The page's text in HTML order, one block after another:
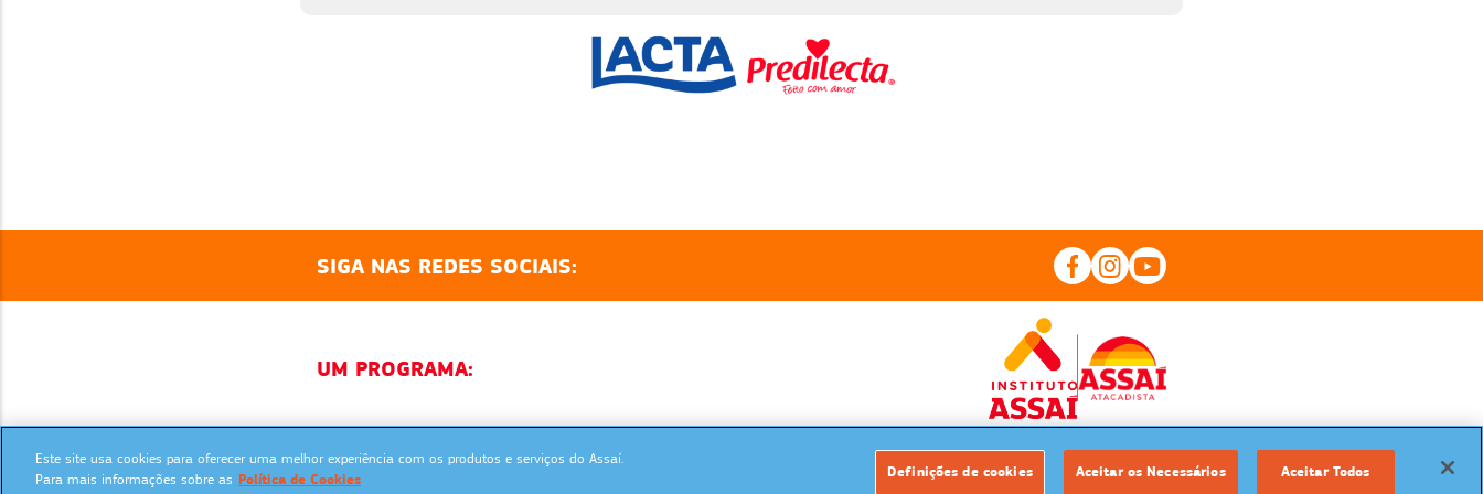
SIGA NAS REDES SOCIAIS:
UM PROGRAMA:
Copyrights 2026. Todos os direitos reservados.
Este site usa cookies para oferecer uma melhor experiência com os produtos e serviços do Assaí.
Para mais informações sobre as Política de Cookies Definições de cookies Aceitar os Necessários Aceitar Todos